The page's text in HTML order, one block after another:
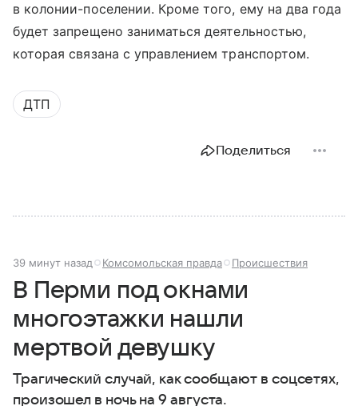
в колонии-поселении. Кроме того, ему на два года
будет запрещено заниматься деятельностью,
которая связана с управлением транспортом.
ДТП
Поделиться
39 минут назад Комсомольская правда Происшествия
В Перми под окнами
многоэтажки нашли
мертвой девушку
Трагический случай, как сообщают в соцсетях,
произошел в ночь на 9 августа.